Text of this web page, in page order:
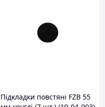
Підкладки повстяні FZB 55